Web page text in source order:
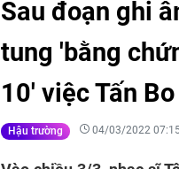
Sau đoạn ghi
tung 'bằng
10' việc Tấn
Hậu trường 04/03/2022